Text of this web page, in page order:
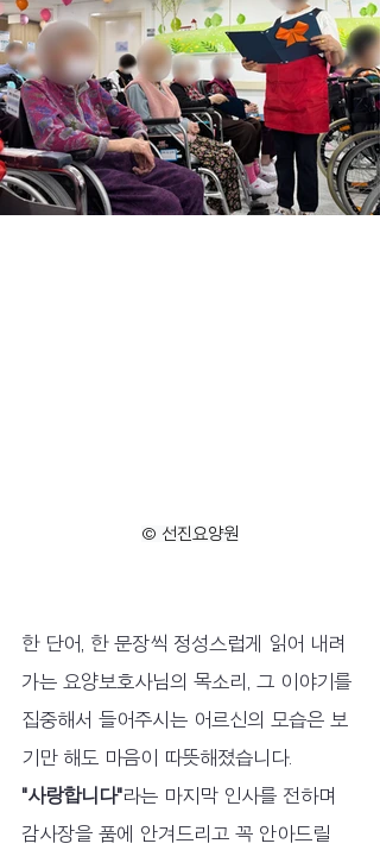
© 선진요양원
한 단어, 한 문장씩 정성스럽게 읽어 내려
가는 요양보호사님의 목소리, 그 이야기를
집중해서 들어주시는 어르신의 모습은 보
기만 해도 마음이 따뜻해졌습니다.
"사랑합니다"라는 마지막 인사를 전하며
감사장을 품에 안겨드리고 꼭 안아드릴